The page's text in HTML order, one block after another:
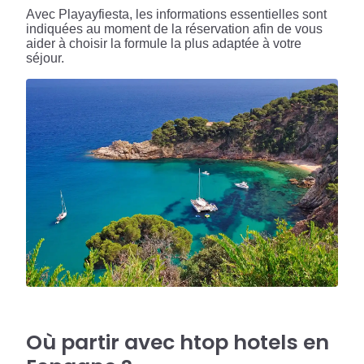
Avec Playayfiesta, les informations essentielles sont
indiquées au moment de la réservation afin de vous
aider à choisir la formule la plus adaptée à votre
séjour.
Où partir avec htop hotels en